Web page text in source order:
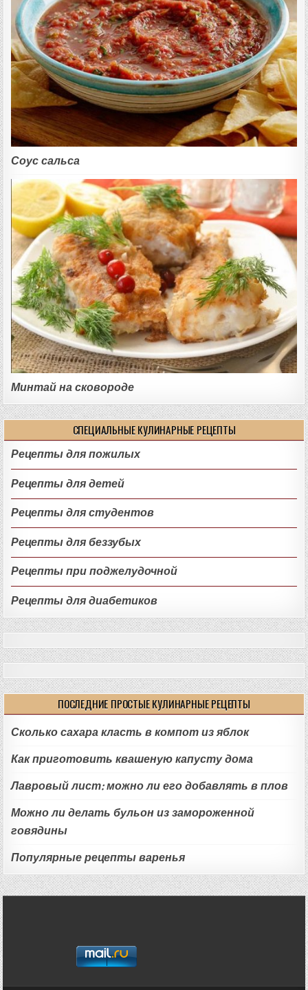
Соус сальса
Минтай на сковороде
СПЕЦИАЛЬНЫЕ КУЛИНАРНЫЕ РЕЦЕПТЫ
Рецепты для пожилых
Рецепты для детей
Рецепты для студентов
Рецепты для беззубых
Рецепты при поджелудочной
Рецепты для диабетиков
ПОСЛЕДНИЕ ПРОСТЫЕ КУЛИНАРНЫЕ РЕЦЕПТЫ
Сколько сахара класть в компот из яблок
Как приготовить квашеную капусту дома
Лавровый лист: можно ли его добавлять в плов
Можно ли делать бульон из замороженной
говядины
Популярные рецепты варенья